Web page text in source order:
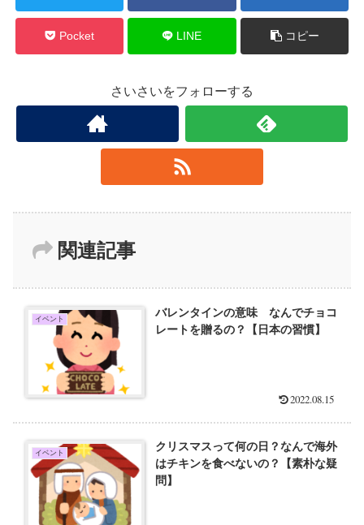
Pocket LINE コピー
さいさいをフォローする
関連記事
イベント
バレンタインの意味 なんでチョコ
レートを贈るの？【日本の習慣】
2022.08.15
イベント
クリスマスって何の日？なんで海外
はチキンを食べないの？【素朴な疑
問】